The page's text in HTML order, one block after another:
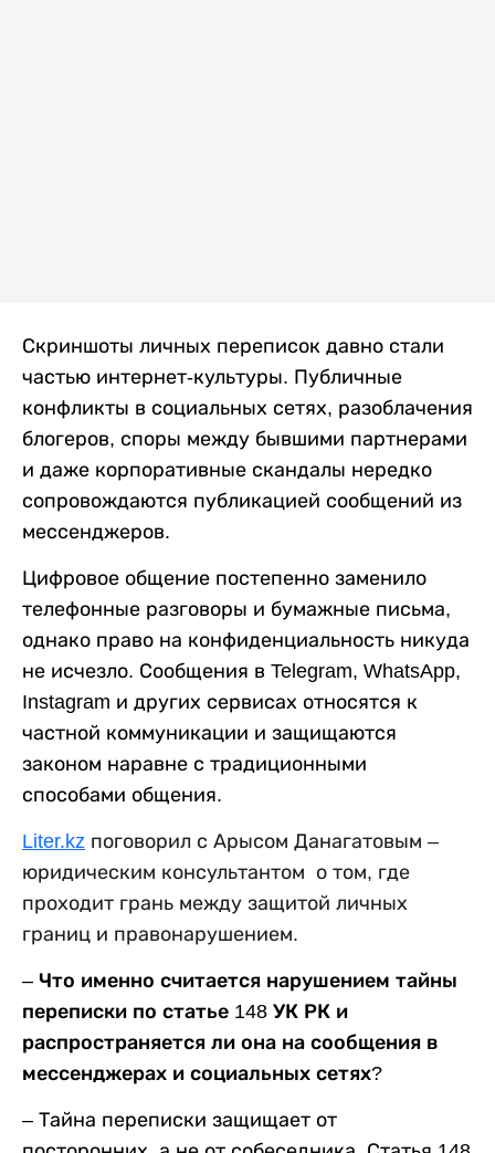
Скриншоты личных переписок давно стали
частью интернет-культуры. Публичные
конфликты в социальных сетях, разоблачения
блогеров, споры между бывшими партнерами
и даже корпоративные скандалы нередко
сопровождаются публикацией сообщений из
мессенджеров.
Цифровое общение постепенно заменило
телефонные разговоры и бумажные письма,
однако право на конфиденциальность никуда
не исчезло. Сообщения в Telegram, WhatsApp,
Instagram и других сервисах относятся к
частной коммуникации и защищаются
законом наравне с традиционными
способами общения.
Liter.kz поговорил с Арысом Данагатовым –
юридическим консультантом о том, где
проходит грань между защитой личных
границ и правонарушением.
– Что именно считается нарушением тайны
переписки по статье 148 УК РК и
распространяется ли она на сообщения в
мессенджерах и социальных сетях?
– Тайна переписки защищает от